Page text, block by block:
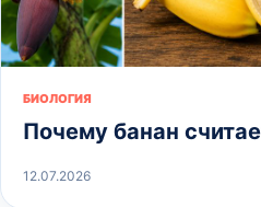
БИОЛОГИЯ
Почему банан
12.07.2026